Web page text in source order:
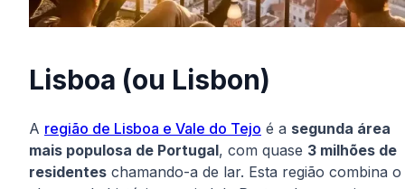
Lisboa (ou Lisbon)
A região de Lisboa e Vale do Tejo é a segunda área
mais populosa de Portugal, com quase 3 milhões de
residentes chamando-a de lar. Esta região combina o